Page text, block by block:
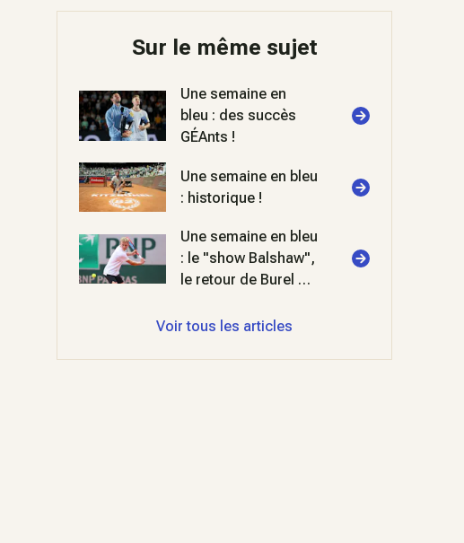
Sur le même sujet
Une semaine en
bleu : des succès
GÉAnts !
Une semaine en bleu
: historique !
Une semaine en bleu
: le "show Balshaw",
le retour de Burel et
padel
Voir tous les articles